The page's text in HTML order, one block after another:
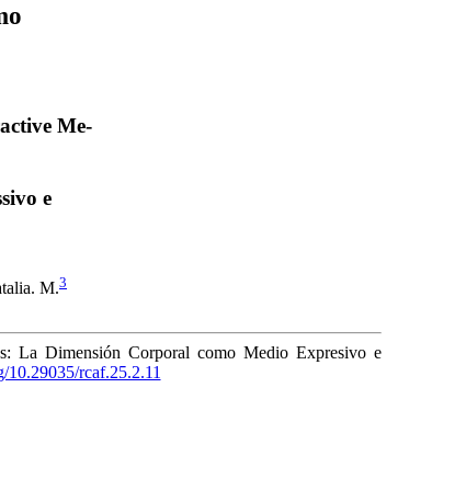
Me-
e
M.3
La Dimensión Corporal como Medio Expresivo e
10.29035/rcaf.25.2.11